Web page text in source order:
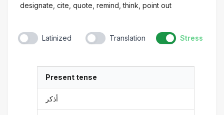
designate, cite, quote, remind, think, point out
Latinized Translation Stress
Present tense
أذكر